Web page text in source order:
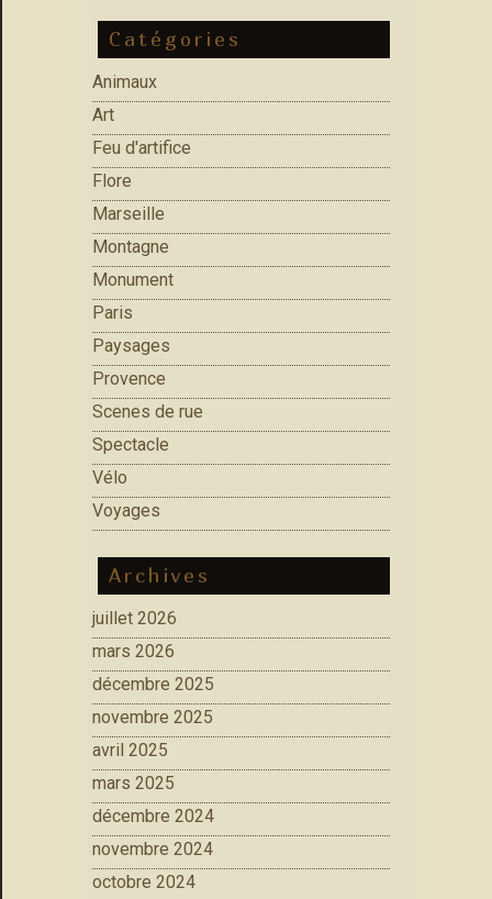
Catégories
Animaux
Art
Feu d'artifice
Flore
Marseille
Montagne
Monument
Paris
Paysages
Provence
Scenes de rue
Spectacle
Vélo
Voyages
Archives
juillet 2026
mars 2026
décembre 2025
novembre 2025
avril 2025
mars 2025
décembre 2024
novembre 2024
octobre 2024